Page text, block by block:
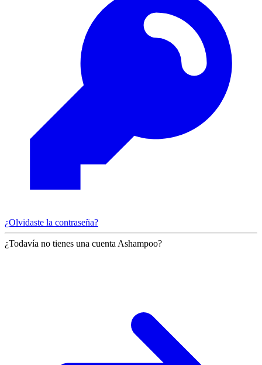
¿Olvidaste la contraseña?
¿Todavía no tienes una cuenta Ashampoo?